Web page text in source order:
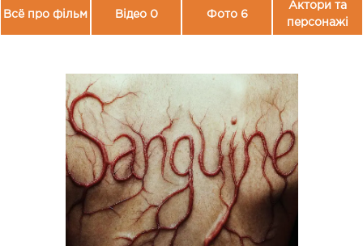
Всё про фільм Відео 0 Фото 6
Актори та
персонажі